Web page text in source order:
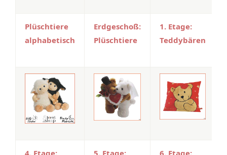
Plüschtiere
alphabetisch
Erdgeschoß:
Plüschtiere
1. Etage:
Teddybären
4. Etage:
5. Etage:
6. Etage: